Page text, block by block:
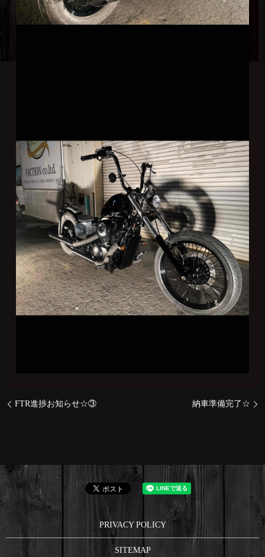
FTR進捗お知らせ☆③ 納車準備完了☆
PRIVACY POLICY
SITEMAP